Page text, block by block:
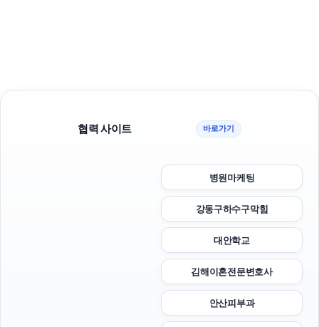
협력 사이트 바로가기
병원마케팅
강동구하수구막힘
대안학교
김해이혼전문변호사
안산피부과